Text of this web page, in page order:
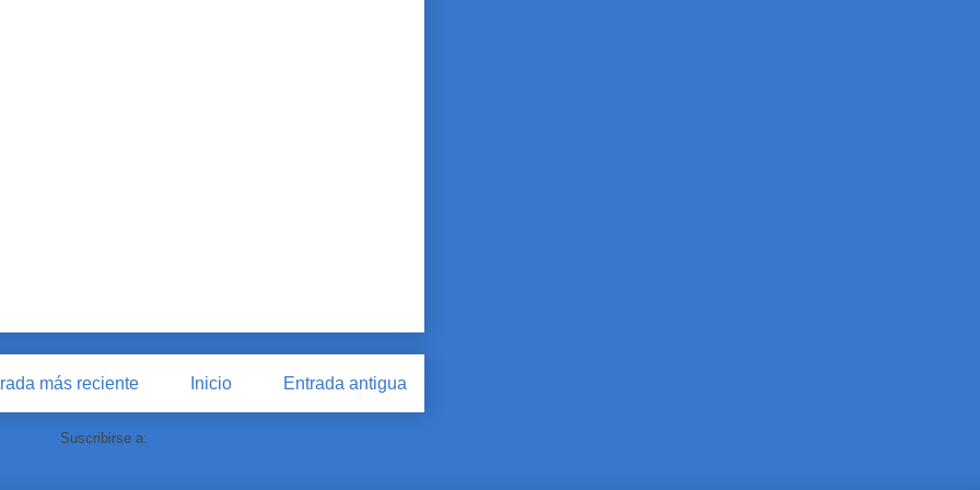
más reciente Entrada antigua
Inicio
Suscribirse a: